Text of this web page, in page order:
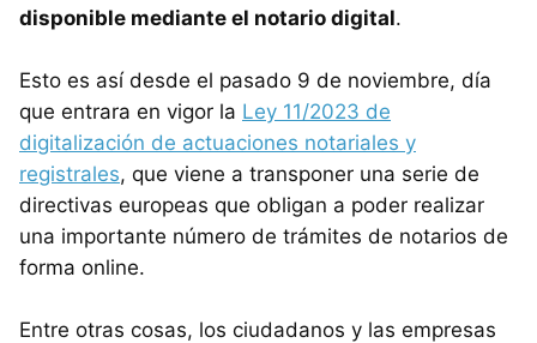
disponible mediante el notario digital.
Esto es así desde el pasado 9 de noviembre, día
que entrara en vigor la Ley 11/2023 de
digitalización de actuaciones notariales y
registrales, que viene a transponer una serie de
directivas europeas que obligan a poder realizar
una importante número de trámites de notarios de
forma online.
Entre otras cosas, los ciudadanos y las empresas